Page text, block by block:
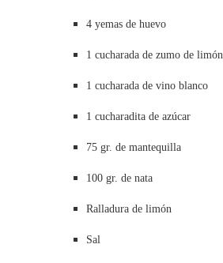
4 yemas de huevo
1 cucharada de zumo de limón
1 cucharada de vino blanco
1 cucharadita de azúcar
75 gr. de mantequilla
100 gr. de nata
Ralladura de limón
Sal